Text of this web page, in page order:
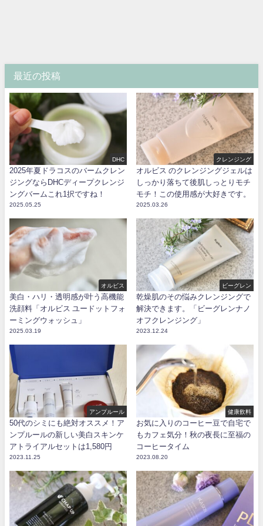
最近の投稿
DHC
2025年夏ドラコスのバームクレン
ジングならDHCディープクレンジ
ングバームこれ1択ですね！
2025.05.25
クレンジング
オルビス のクレンジングジェルは
しっかり落ちて後肌しっとりモチ
モチ！この使用感が大好きです。
2025.03.26
オルビス
美白・ハリ・透明感が叶う高機能
洗顔料「オルビス ユードットフォ
ーミングウォッシュ」
2025.03.19
ビーグレン
乾燥肌のその悩みクレンジングで
解決できます。「ビーグレンナノ
オフクレンジング」
2023.12.24
アンプルール
50代のシミにも絶対オススメ！ア
ンプルールの新しい美白スキンケ
アトライアルセットは1,580円
2023.11.25
健康飲料
お気に入りのコーヒー豆で自宅で
もカフェ気分！秋の夜長に至福の
コーヒータイム
2023.08.20